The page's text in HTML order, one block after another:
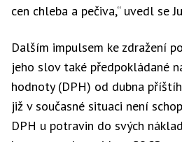
cen chleba a pečiva,“ uvedl se
Dalším impulsem ke zdražení
jeho slov také předpokládané
hodnoty (DPH) od dubna
již v současné situaci není
DPH u potravin do svých